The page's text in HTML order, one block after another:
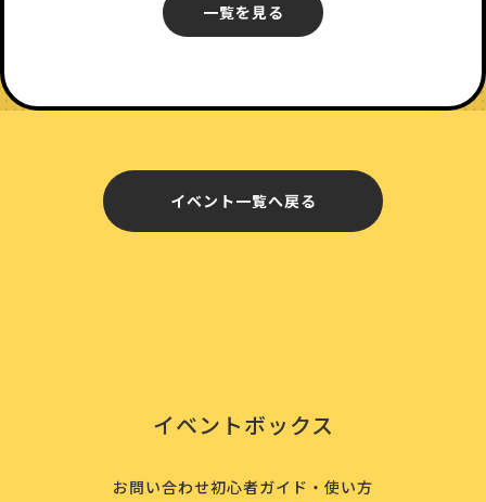
一覧を見る
イベント一覧へ戻る
イベントボックス
お問い合わせ初心者ガイド・使い方